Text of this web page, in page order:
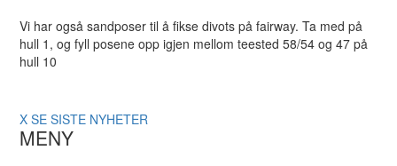
Vi har også sandposer til å fikse divots på fairway. Ta med på
hull 1, og fyll posene opp igjen mellom teested 58/54 og 47 på
hull 10
X SE SISTE NYHETER
MENY